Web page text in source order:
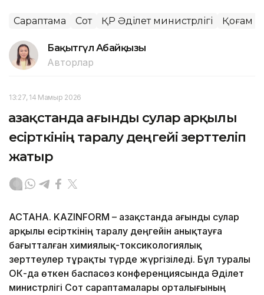
Сараптама Сот ҚР Әділет министрлігі Қоғам
Бақытгүл Абайқызы
Авторлар
13:27, 14 Мамыр 2026
Қазақстанда ағынды сулар арқылы
есірткінің таралу деңгейі зерттеліп
жатыр
АСТАНА. KAZINFORM – Қазақстанда ағынды сулар
арқылы есірткінің таралу деңгейін анықтауға
бағытталған химиялық-токсикологиялық
зерттеулер тұрақты түрде жүргізіледі. Бұл туралы
ОКҚ-да өткен баспасөз конференциясында Әділет
министрлігі Сот сараптамалары орталығының